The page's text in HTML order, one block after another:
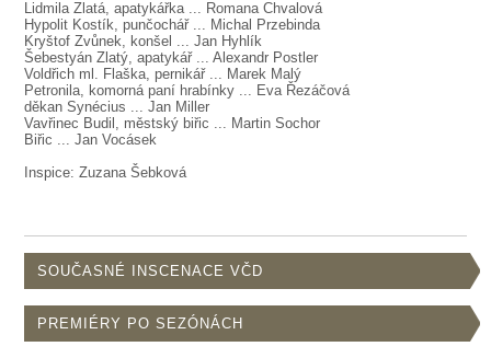
Lidmila Zlatá, apatykářka ... Romana Chvalová
Hypolit Kostík, punčochář ... Michal Przebinda
Kryštof Zvůnek, konšel ... Jan Hyhlík
Šebestyán Zlatý, apatykář ... Alexandr Postler
Voldřich ml. Flaška, pernikář ... Marek Malý
Petronila, komorná paní hrabínky ... Eva Řezáčová
děkan Synécius ... Jan Miller
Vavřinec Budil, městský biřic ... Martin Sochor
Biřic ... Jan Vocásek
Inspice: Zuzana Šebková
SOUČASNÉ INSCENACE VČD
PREMIÉRY PO SEZÓNÁCH